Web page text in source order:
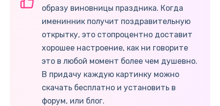
образу виновницы праздника. Когда
именинник получит поздравительную
открытку, это стопроцентно доставит
хорошее настроение, как ни говорите
это в любой момент более чем душевно.
В придачу каждую картинку можно
скачать бесплатно и установить в
форум, или блог.